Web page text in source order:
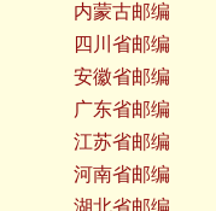
内蒙古邮编
四川省邮编
安徽省邮编
广东省邮编
江苏省邮编
河南省邮编